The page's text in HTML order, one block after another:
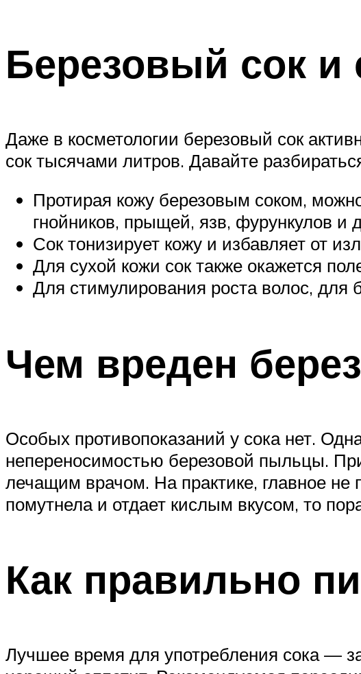
Березовый сок и
Даже в косметологии березовый сок
сок тысячами литров. Давайте
Протирая кожу березовым соком,
гнойников, прыщей, язв, фурункулов и
Сок тонизирует кожу и избавляет от
Для сухой кожи сок также окажется
Для стимулирования роста волос, для
Чем вреден
Особых противопоказаний у сока нет.
непереносимостью березовой пыльцы.
лечащим врачом. На практике, главное
помутнела и отдает кислым вкусом, то
Как правильно
Лучшее время для употребления сока —